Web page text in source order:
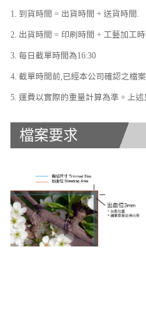
1. 到貨時間 = 出貨時間 + 送貨時間.
2. 出貨時間 = 印刷時間 + 工藝加工
3. 每日截單時間為16:30
4. 截單時間前,已經本公司確認之檔
5. 運費以實際的重量計算為準。上述
檔案要求